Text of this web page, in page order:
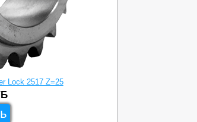
Lock 2517 Z=25